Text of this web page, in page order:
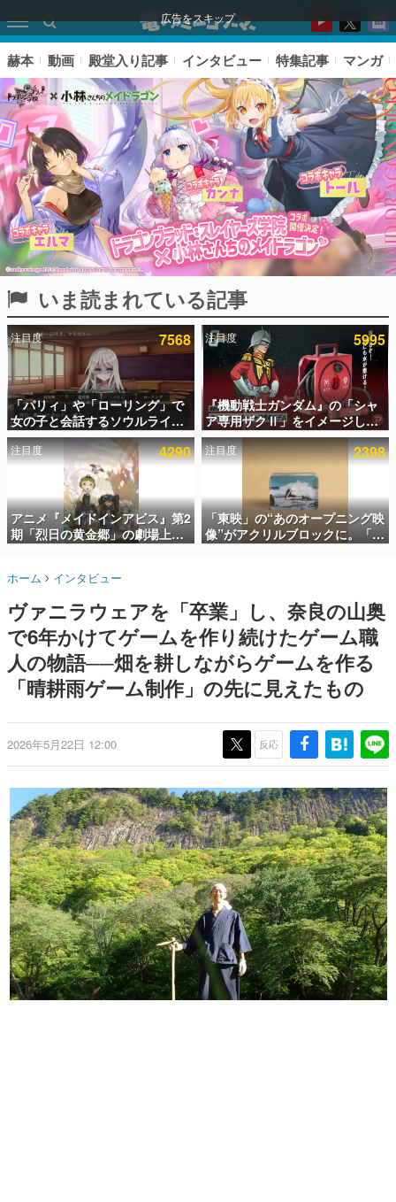
広告をスキップ
ピックアップ
電ファミのいま読まれている記事ランキング
アプリセール情報
インタビュー
連載・特集一覧
殿堂入り記事
SNS拡散数が数千以上！ ページビュー数万以上！ などな
ど。多くの人々に読まれた、電ファミ渾身の“殿堂入り”記
事をまとめました。
名作ゲームクリエイターの方々に製作時のエピソードをお
きます。
赫本
この物語を解いてはいけない。『赫本』は、〈試験問題〉
の形をした短編ホラー小説集です。
これからのデジタルゲーム市場を担う若きクリエイター達
の姿を追い、彼らのルーツと情熱を探っていきます。
ゲームに多大な影響を受けた作家さんに取材し、ゲームが
日本のコンテンツ産業やカルチャーに与えた影響を探る企
画です。
日本モバイルゲーム産業史
日本のモバイルゲーム史における主要なトピック・タイト
ルを網羅するほか、開発者へのインタビューや識者による
解説を掲載。約20年の歴史が一望できる決定版！
若ゲのいたり〜ゲームクリエイターの青春〜
『うつヌケ』『ペンと箸』等で知られるマンガ家・田中圭
一先生によるゲーム業界レポートマンガです。
なんでゲームは面白い？
赫本 動画 殿堂入り記事 インタビュー 特集記事 マンガ
いま読まれている記事
注目度 7568
「パリィ」や「ローリング」で
女の子と会話するソウルライク
恋愛ゲーム『小早川さんはソウ
ルライク』無料公開。返事に失
敗すると「YOU DIED」
注目度 5995
『機動戦士ガンダム』の「シャ
ア専用ザクⅡ」をイメージした
散水ホースリールが予約開始。
本体にはシャアのパーソナルマ
ークやジオン公国軍のエンブレ
ム、型式番号などを配置
注目度 4290
アニメ『メイドインアビス』第2
期「烈日の黄金郷」の劇場上映
が決定！レグ役・伊瀬茉莉也さ
注目度 2398
「東映」の“あのオープニング映
像”がアクリルブロックに。「東
映ヒストリカル グッズコレクシ
ホーム インタビュー
ヴァニラウェアを「卒業」し、奈良の山奥
で6年かけてゲームを作り続けたゲーム職
人の物語──畑を耕しながらゲームを作る
「晴耕雨ゲーム制作」の先に見えたもの
2026年5月22日 12:00 反応